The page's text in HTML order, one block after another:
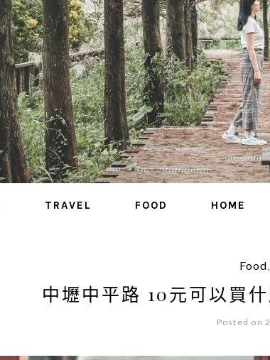
TRAVEL FOOD HOME
Food,
中壢中平路 10元可以買
Posted on